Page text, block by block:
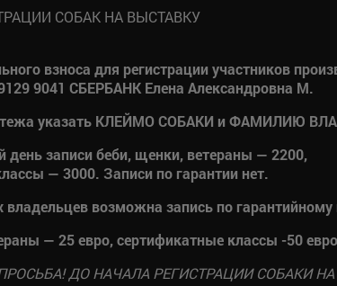
СОБАК НА ВЫСТАВКУ
взноса для регистрации участников
9041 СБЕРБАНК Елена Александровна М.
указать КЛЕЙМО СОБАКИ и ФАМИЛИЮ
день записи беби, щенки, ветераны — 2200,
— 3000. Записи по гарантии нет.
возможна запись по гарантийному
— 25 евро, сертификатные классы -50
ДО НАЧАЛА РЕГИСТРАЦИИ СОБАКИ